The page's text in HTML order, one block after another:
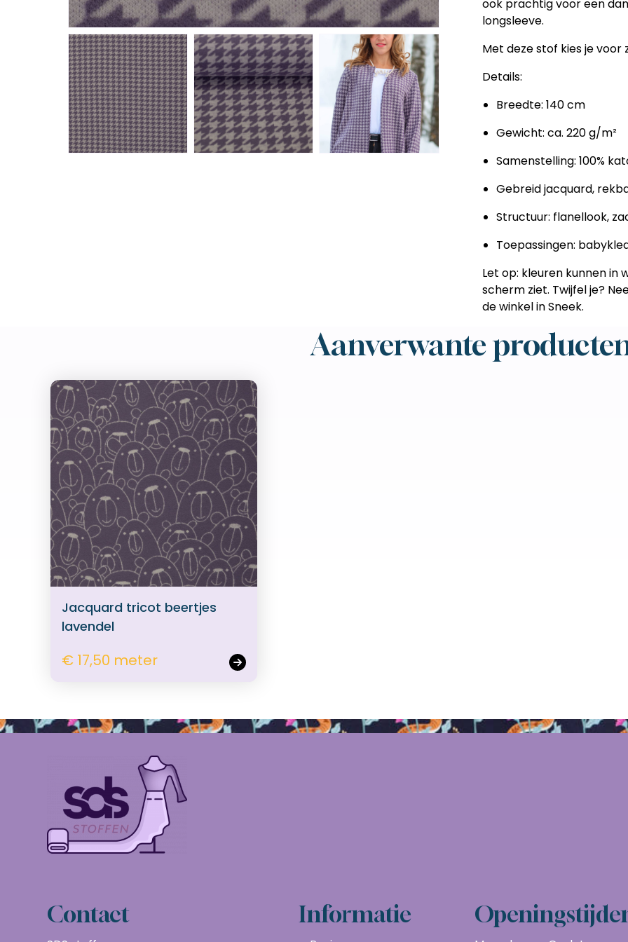
ook prachtig voor een
longsleeve.
Met deze stof kies je
Details:
Breedte: 140 cm
Gewicht: ca. 220 g/m²
Samenstelling: 100%
Gebreid jacquard,
Structuur: flanellook,
Toepassingen:
Let op: kleuren kunnen in
scherm ziet. Twijfel je?
de winkel in Sneek.
Aanverwante
Jacquard tricot beertjes
lavendel
€ 17,50 meter
Contact Informatie